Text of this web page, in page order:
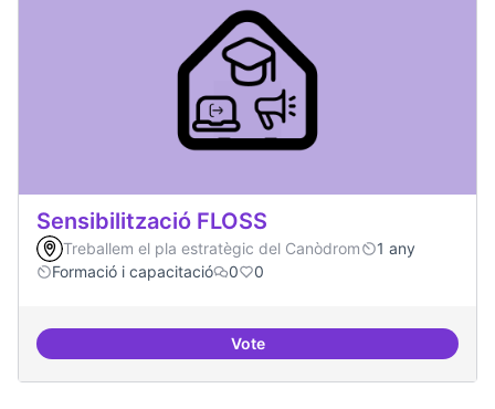
Sensibilització FLOSS
Treballem el pla estratègic del Canòdrom
1 any
Formació i capacitació
0 0
VoteSensibilització FLOSS